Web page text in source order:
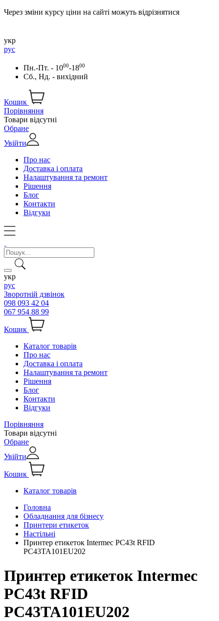
Через зміни курсу ціни на сайті можуть відрізнятися
укр
рус
Пн.-Пт. - 1000-1800
Сб., Нд. - вихідний
Кошик
Порівняння
Товари відсутні
Обране
Увійти
Про нас
Доставка і оплата
Налаштування та ремонт
Рішення
Блог
Контакти
Відгуки
укр
рус
Зворотній дзвінок
098 093 42 04
067 954 88 99
Кошик
Каталог товарів
Про нас
Доставка і оплата
Налаштування та ремонт
Рішення
Блог
Контакти
Відгуки
Порівняння
Товари відсутні
Обране
Увійти
Кошик
Каталог товарів
Головна
Обладнання для бізнесу
Принтери етикеток
Настільні
Принтер етикеток Intermec PC43t RFID
PC43TA101EU202
Принтер етикеток Intermec
PC43t RFID
PC43TA101EU202